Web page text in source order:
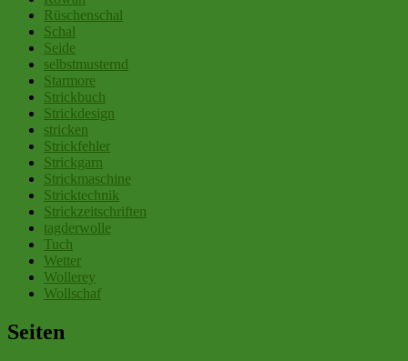
Rüschenschal
Schal
Seide
selbstmusternd
Starmore
Strickbuch
Strickdesign
stricken
Strickfehler
Strickgarn
Strickmaschine
Stricktechnik
Strickzeitschriften
tagderwolle
Tuch
Wetter
Wollerey
Wollschaf
Seiten